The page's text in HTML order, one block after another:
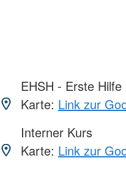
EHSH - Erste
Karte: Link zur
Interner Kurs
Karte: Link zur